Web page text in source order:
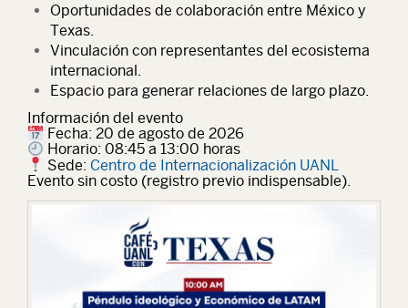
Oportunidades de colaboración entre México y
Texas.
Vinculación con representantes del ecosistema
internacional.
Espacio para generar relaciones de largo plazo.
Información del evento
Fecha: 20 de agosto de 2026
Horario: 08:45 a 13:00 horas
Sede: Centro de Internacionalización UANL
Evento sin costo (registro previo indispensable).